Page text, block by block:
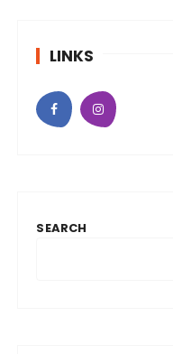
LINKS
SEARCH